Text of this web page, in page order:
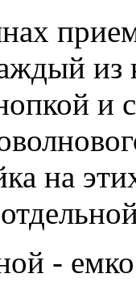
из
и
на
-